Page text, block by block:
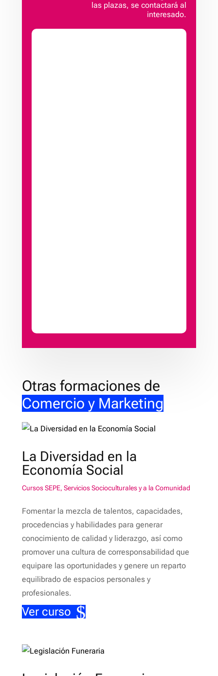
las plazas, se contactará al
interesado.
Otras formaciones de
Comercio y Marketing
La Diversidad en la
Economía Social
Cursos SEPE, Servicios Socioculturales y a la Comunidad
Fomentar la mezcla de talentos, capacidades,
procedencias y habilidades para generar
conocimiento de calidad y liderazgo, así como
promover una cultura de corresponsabilidad que
equipare las oportunidades y genere un reparto
equilibrado de espacios personales y
profesionales.
Ver curso